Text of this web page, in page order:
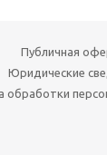
Публичная
Юридические
обработки